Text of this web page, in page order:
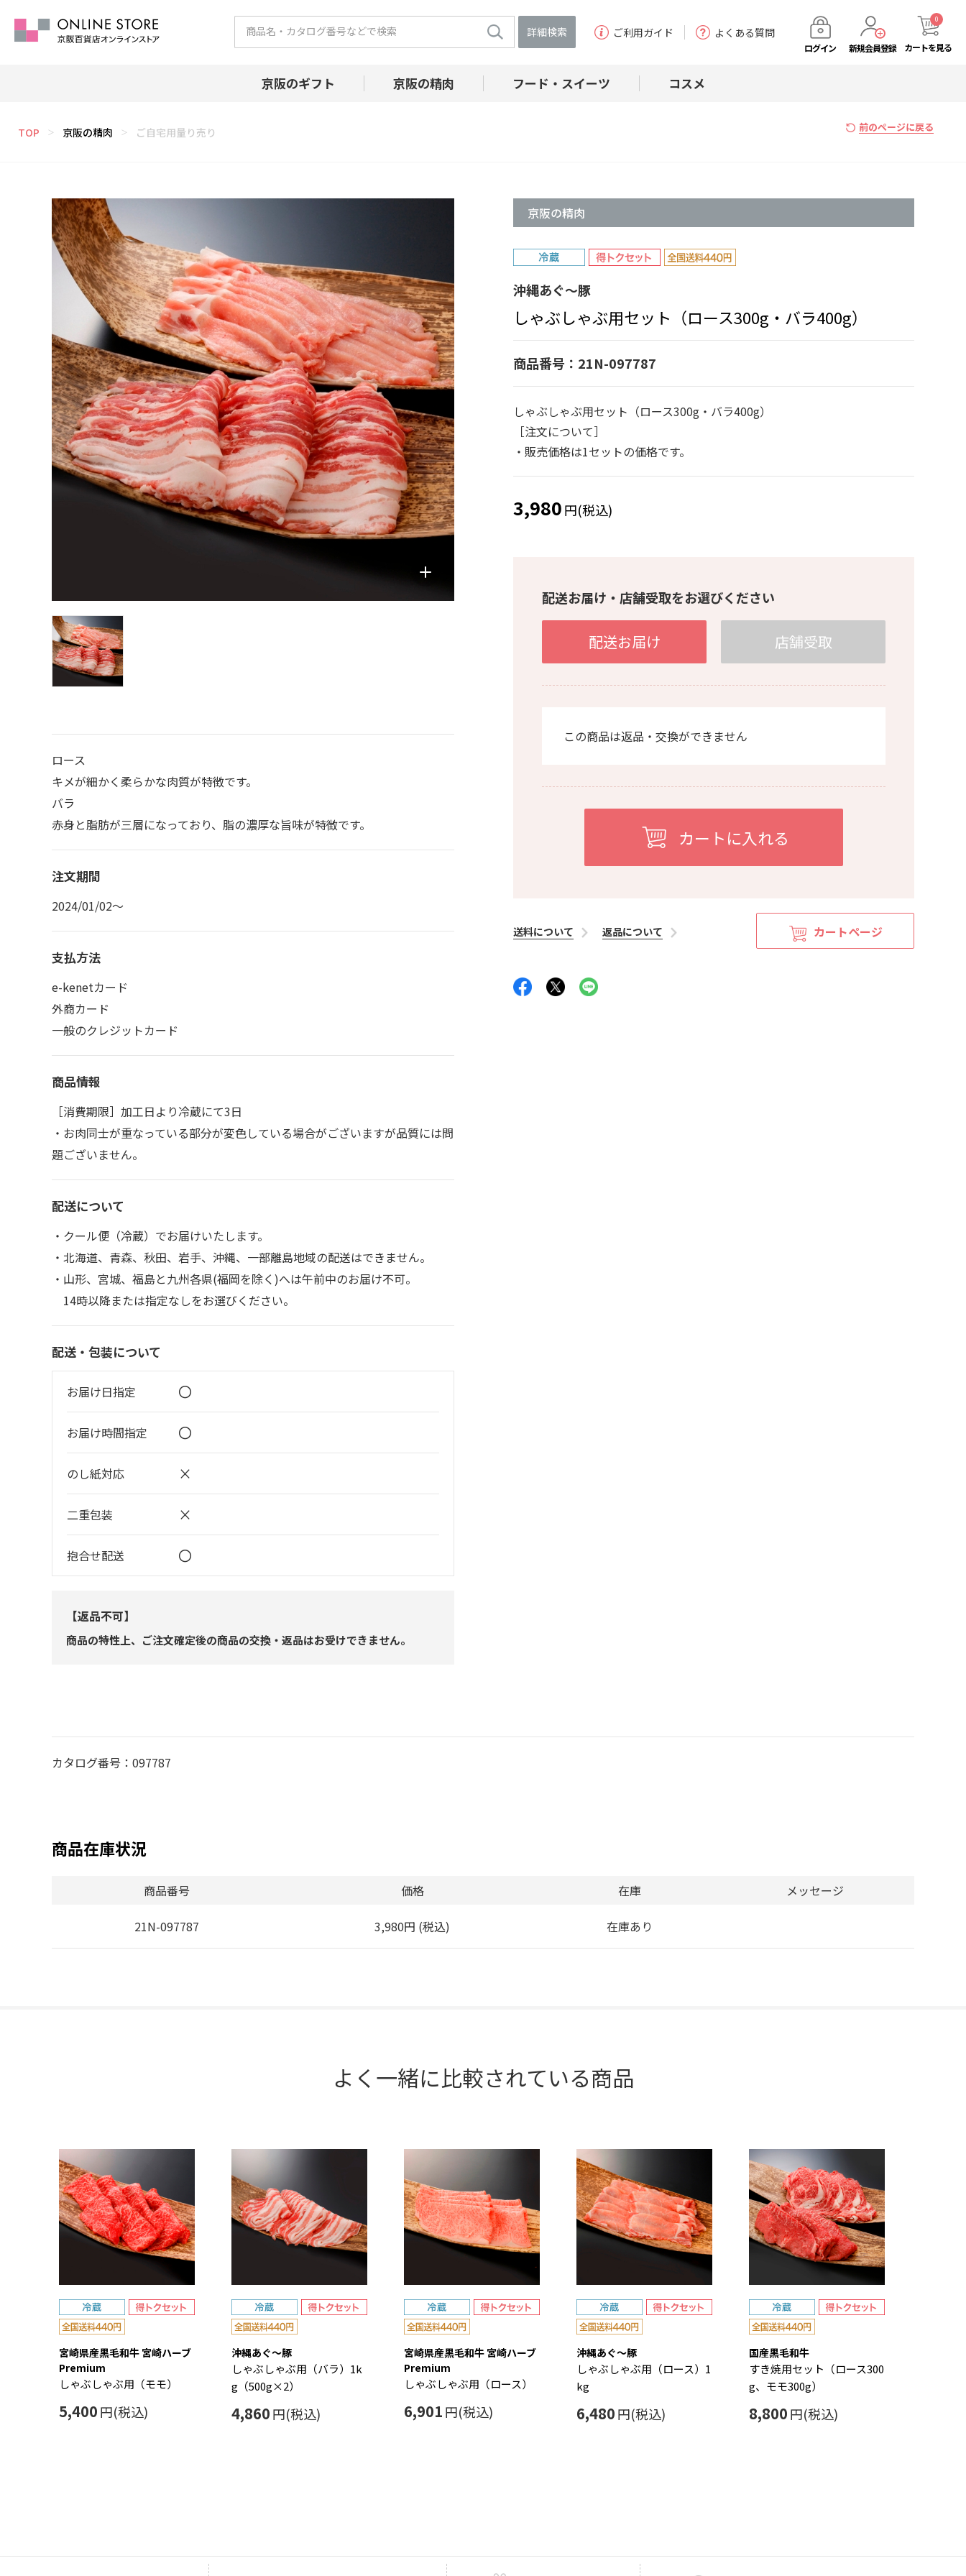
詳細検索 ご利用ガイド よくある質問
ログイン 新規会員登録 カートを見る
0
京阪のギフト 京阪の精肉 フード・スイーツ コスメ
TOP ＞ 京阪の精肉 ＞ ご自宅用量り売り 前のページに戻る
ロース
キメが細かく柔らかな肉質が特徴です。
バラ
赤身と脂肪が三層になっており、脂の濃厚な旨味が特徴です。
注文期間
2024/01/02～
支払方法
e-kenetカード
外商カード
一般のクレジットカード
商品情報
［消費期限］加工日より冷蔵にて3日
・お肉同士が重なっている部分が変色している場合がございますが品質には問
題ございません。
配送について
・クール便（冷蔵）でお届けいたします。
・北海道、青森、秋田、岩手、沖縄、一部離島地域の配送はできません。
・山形、宮城、福島と九州各県(福岡を除く)へは午前中のお届け不可。
14時以降または指定なしをお選びください。
配送・包装について
お届け日指定 〇
お届け時間指定 〇
のし紙対応 ×
二重包装 ×
抱合せ配送 〇
【返品不可】
商品の特性上、ご注文確定後の商品の交換・返品はお受けできません。
京阪の精肉
沖縄あぐ～豚
しゃぶしゃぶ用セット（ロース300g・バラ400g）
商品番号：21N-097787
しゃぶしゃぶ用セット（ロース300g・バラ400g）
［注文について］
・販売価格は1セットの価格です。
3,980円(税込)
配送お届け・店舗受取をお選びください
配送お届け 店舗受取
この商品は返品・交換ができません
送料について 返品について カートページ
カタログ番号：097787
商品在庫状況
商品番号 価格 在庫 メッセージ
21N-097787 3,980円 (税込) 在庫あり
よく一緒に比較されている商品
宮崎県産黒毛和牛 宮崎ハーブ
Premium
しゃぶしゃぶ用（モモ）
5,400円(税込)
沖縄あぐ～豚
しゃぶしゃぶ用（バラ）1k
g（500g×2）
4,860円(税込)
宮崎県産黒毛和牛 宮崎ハーブ
Premium
しゃぶしゃぶ用（ロース）
6,901円(税込)
沖縄あぐ～豚
しゃぶしゃぶ用（ロース）1
kg
6,480円(税込)
国産黒毛和牛
すき焼用セット（ロース300
g、モモ300g）
8,800円(税込)